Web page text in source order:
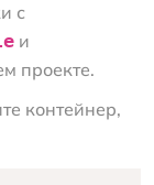
с
и
проекте.
контейнер,